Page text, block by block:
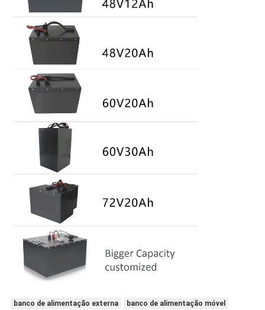
banco de alimentação externa
banco de alimentação móvel